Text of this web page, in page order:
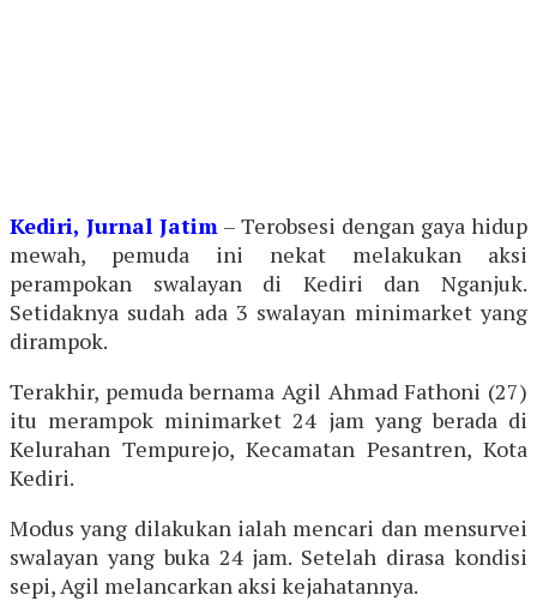
Kediri, Jurnal Jatim – Terobsesi dengan gaya hidup
mewah, pemuda ini nekat melakukan aksi
perampokan swalayan di Kediri dan Nganjuk.
Setidaknya sudah ada 3 swalayan minimarket yang
dirampok.
Terakhir, pemuda bernama Agil Ahmad Fathoni (27)
itu merampok minimarket 24 jam yang berada di
Kelurahan Tempurejo, Kecamatan Pesantren, Kota
Kediri.
Modus yang dilakukan ialah mencari dan mensurvei
swalayan yang buka 24 jam. Setelah dirasa kondisi
sepi, Agil melancarkan aksi kejahatannya.